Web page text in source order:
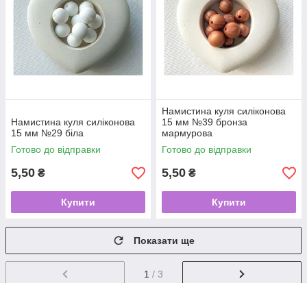
Намистина куля силіконова
15 мм №29 біла
Готово до відправки
5,50 ₴
Купити
Намистина куля силіконова
15 мм №39 бронза
мармурова
Готово до відправки
5,50 ₴
Купити
Показати ще
1 / 3